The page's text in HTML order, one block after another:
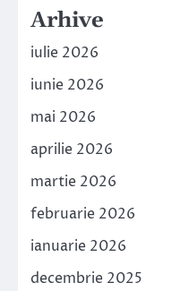
Arhive
iulie 2026
iunie 2026
mai 2026
aprilie 2026
martie 2026
februarie 2026
ianuarie 2026
decembrie 2025